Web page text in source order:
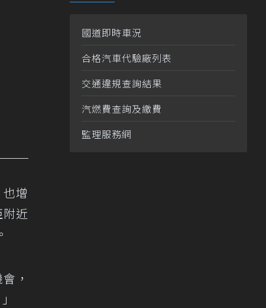
增
近
，
國道即時車況
合格汽車代驗廠列表
交通違規查詢結果
汽燃費查詢及繳費
監理服務網